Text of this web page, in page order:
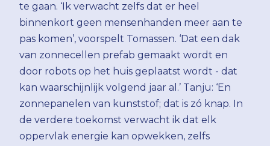
te gaan. ‘Ik verwacht zelfs dat er heel
binnenkort geen mensenhanden meer aan te
pas komen’, voorspelt Tomassen. ‘Dat een dak
van zonnecellen prefab gemaakt wordt en
door robots op het huis geplaatst wordt - dat
kan waarschijnlijk volgend jaar al.’ Tanju: ‘En
zonnepanelen van kunststof; dat is zó knap. In
de verdere toekomst verwacht ik dat elk
oppervlak energie kan opwekken, zelfs